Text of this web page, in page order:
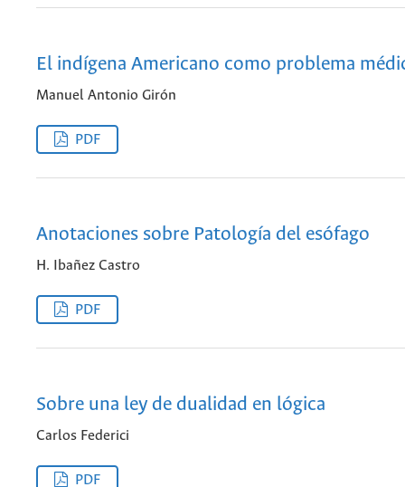
El indígena Americano como problema
Manuel Antonio Girón
PDF
Anotaciones sobre Patología del esófago
H. Ibañez Castro
PDF
Sobre una ley de dualidad en lógica
Carlos Federici
PDF